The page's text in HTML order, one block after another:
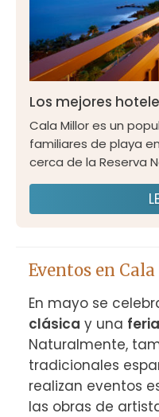
Los mejores
Cala Millor es un
familiares de playa
cerca de la Reserva
Eventos en
En mayo se
clásica y una
Naturalmente,
tradicionales
realizan eventos
las obras de